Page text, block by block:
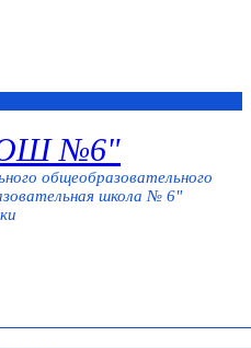
№6"
общеобразовательного
школа № 6"